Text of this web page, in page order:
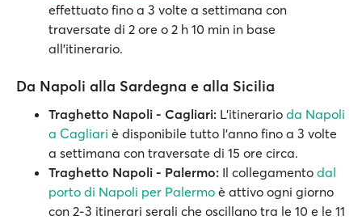
effettuato fino a 3 volte a settimana con
traversate di 2 ore o 2 h 10 min in base
all’itinerario.
Da Napoli alla Sardegna e alla Sicilia
Traghetto Napoli - Cagliari: L'itinerario da Napoli
a Cagliari è disponibile tutto l'anno fino a 3 volte
a settimana con traversate di 15 ore circa.
Traghetto Napoli - Palermo: Il collegamento dal
porto di Napoli per Palermo è attivo ogni giorno
con 2-3 itinerari serali che oscillano tra le 10 e le 11